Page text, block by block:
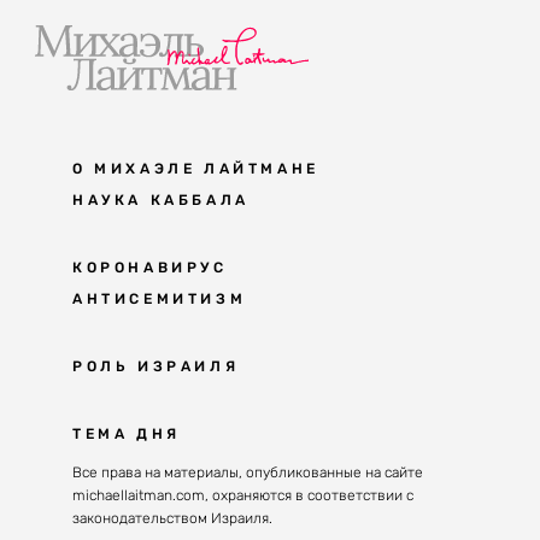
О МИХАЭЛЕ ЛАЙТМАНЕ
НАУКА КАББАЛА
Мудрость каббалы
Каббала сегодня
Великие каббалисты
Духовные состояния
Конгрессы каббалы
КОРОНАВИРУС
АНТИСЕМИТИЗМ
Антисемитизм в современном мире
Решение
РОЛЬ ИЗРАИЛЯ
Почему евреи
Израиль сегодня
ТЕМА ДНЯ
Все права на материалы, опубликованные на сайте
michaellaitman.com, охраняются в соответствии с
законодательством Израиля.